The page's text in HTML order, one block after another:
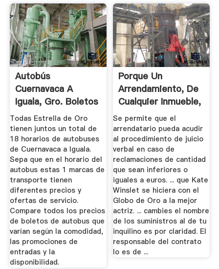
Autobús
Cuernavaca A
Iguala, Gro. Boletos
Y Horarios
Todas Estrella de Oro
tienen juntos un total de
18 horarios de autobuses
de Cuernavaca a Iguala.
Sepa que en el horario del
autobus estas 1 marcas de
transporte tienen
diferentes precios y
ofertas de servicio.
Compare todos los precios
de boletos de autobus que
varían según la comodidad,
las promociones de
entradas y la
disponibilidad.
Porque Un
Arrendamiento, De
Cualquier Inmueble,
No Acaba ...
Se permite que el
arrendatario pueda acudir
al procedimiento de juicio
verbal en caso de
reclamaciones de cantidad
que sean inferiores o
iguales a euros. ... que Kate
Winslet se hiciera con el
Globo de Oro a la mejor
actriz. ... cambies el nombre
de los suministros al de tu
inquilino es por claridad. El
responsable del contrato
lo es de ...